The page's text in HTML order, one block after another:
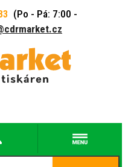
(Po - Pá: 7:00 -